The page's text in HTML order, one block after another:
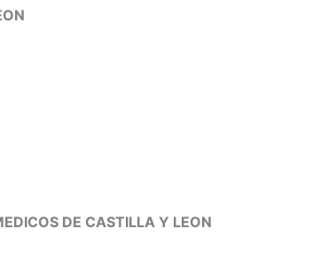
DE CASTILLA Y LEON